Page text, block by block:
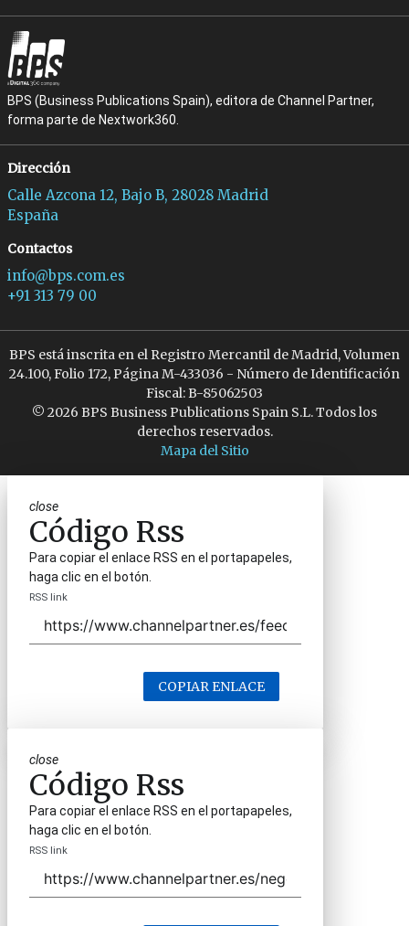
BPS (Business Publications Spain), editora de Channel Partner,
forma parte de Nextwork360.
Dirección
Calle Azcona 12, Bajo B, 28028 Madrid
España
Contactos
info@bps.com.es
+91 313 79 00
BPS está inscrita en el Registro Mercantil de Madrid, Volumen
24.100, Folio 172, Página M-433036 - Número de Identificación
Fiscal: B-85062503
© 2026 BPS Business Publications Spain S.L. Todos los
derechos reservados.
Mapa del Sitio
close
Código Rss
Para copiar el enlace RSS en el portapapeles,
haga clic en el botón.
RSS link
COPIAR ENLACE
close
Código Rss
Para copiar el enlace RSS en el portapapeles,
haga clic en el botón.
RSS link